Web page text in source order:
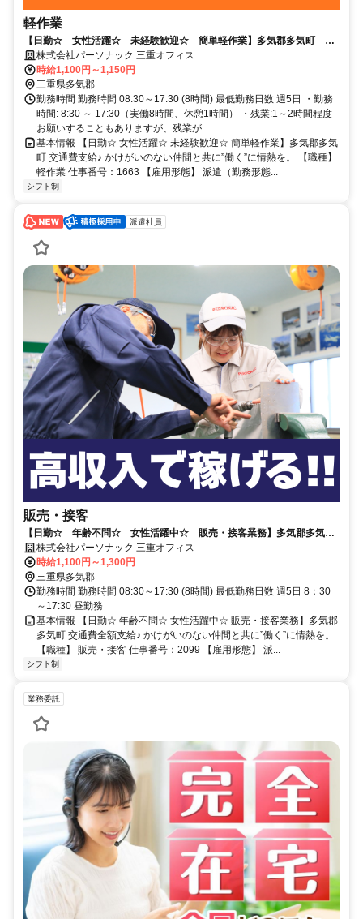
軽作業
【日勤☆ 女性活躍☆ 未経験歓迎☆ 簡単軽作業】多気郡多気町 交
通費支給♪
株式会社パーソナック 三重オフィス
時給1,100円～1,150円
三重県多気郡
勤務時間 勤務時間 08:30～17:30 (8時間) 最低勤務日数 週5日 ・勤務
時間: 8:30 ～ 17:30（実働8時間、休憩1時間） ・残業:1～2時間程度
お願いすることもありますが、残業が...
基本情報 【日勤☆ 女性活躍☆ 未経験歓迎☆ 簡単軽作業】多気郡多気
町 交通費支給♪ かけがいのない仲間と共に”働く”に情熱を。 【職種】
軽作業 仕事番号：1663 【雇用形態】 派遣（勤務形態...
シフト制
派遣社員
販売・接客
【日勤☆ 年齢不問☆ 女性活躍中☆ 販売・接客業務】多気郡多気
町 交通費全額支給♪
株式会社パーソナック 三重オフィス
時給1,100円～1,300円
三重県多気郡
勤務時間 勤務時間 08:30～17:30 (8時間) 最低勤務日数 週5日 8：30
～17:30 昼勤務
基本情報 【日勤☆ 年齢不問☆ 女性活躍中☆ 販売・接客業務】多気郡
多気町 交通費全額支給♪ かけがいのない仲間と共に”働く”に情熱を。
【職種】 販売・接客 仕事番号：2099 【雇用形態】 派...
シフト制
業務委託